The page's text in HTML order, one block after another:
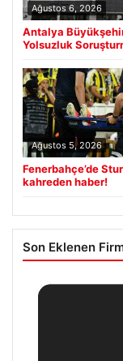
Ağustos 6, 2026
Antalya
Yolsuzluk
Ağustos 5, 2026
Fenerbahçe’de
kahreden haber!
Son Eklenen